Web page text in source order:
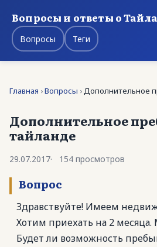
Вопросы и ответы о
Вопросы Теги
Главная ›Вопросы ›Дополнительное
Дополнительное
тайланде
29.07.2017 154 просмотров
Вопрос
Здравствуйте! Имеем
Хотим приехать на 2 месяца.
Будет ли возможность